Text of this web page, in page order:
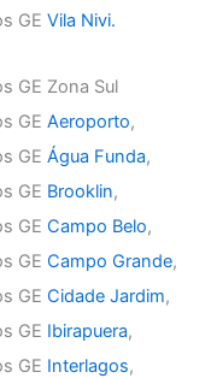
GEVila Nivi.
GE Zona Sul
GEAeroporto,
GEÁgua Funda,
GE Brooklin,
GECampo Belo,
GECampo Grande,
GECidade Jardim,
GE Ibirapuera,
GE Interlagos,